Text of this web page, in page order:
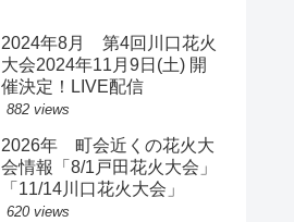
2024年8月 第4回川口花火
大会2024年11月9日(土) 開
催決定！LIVE配信
882 views
2026年 町会近くの花火大
会情報「8/1戸田花火大会」
「11/14川口花火大会」
620 views